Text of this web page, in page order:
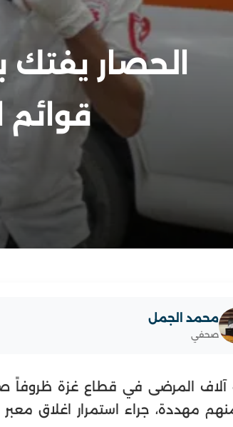
قوائم
محمد الجمل
صحفي
آلاف المرضى في قطاع غزة ظروفاً
مهددة، جراء استمرار اغلاق معبر